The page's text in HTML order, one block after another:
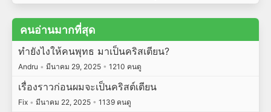
คนอ่านมากที่สุด
ทำยังไงให้คนพุทธ มาเป็นคริสเตียน?
Andru • มีนาคม 29, 2025 • 1210 คนดู
เรื่องราวก่อนผมจะเป็นคริสต์เตียน
Fix • มีนาคม 22, 2025 • 1139 คนดู